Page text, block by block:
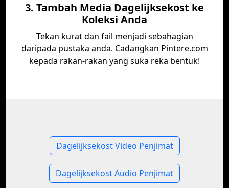
3. Tambah Media Dagelijksekost ke
Koleksi Anda
Tekan kurat dan fail menjadi sebahagian
daripada pustaka anda. Cadangkan Pintere.com
kepada rakan-rakan yang suka reka bentuk!
Dagelijksekost Video Penjimat
Dagelijksekost Audio Penjimat